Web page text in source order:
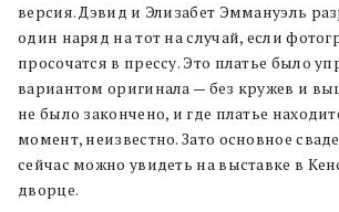
версия. Дэвид и Элизабет Эммануэль
один наряд на тот на случай, если
просочатся в прессу. Это платье было
вариантом оригинала — без кружев и
не было закончено, и где платье
момент, неизвестно. Зато основное
сейчас можно увидеть на выставке в
дворце.